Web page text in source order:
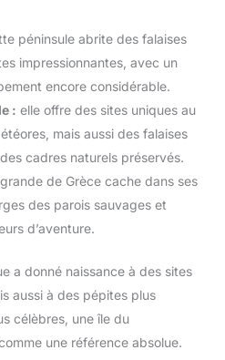
péninsule abrite des falaises
impressionnantes, avec un
encore considérable.
: elle offre des sites uniques au
mais aussi des falaises
cadres naturels préservés.
grande de Grèce cache dans ses
des parois sauvages et
d’aventure.
a donné naissance à des sites
aussi à des pépites plus
célèbres, une île du
une référence absolue.